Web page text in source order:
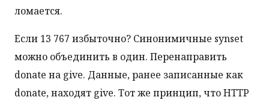
ломается.
Если 13 767 избыточно? Синонимичные synset
можно объединить в один. Перенаправить
donate на give. Данные, ранее записанные как
donate, находят give. Тот же принцип, что HTTP